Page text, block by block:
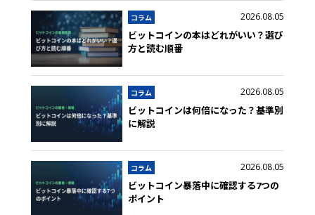
コラム 2026.08.05
ビットコインの本はどれがいい？選び
方と読む順番
コラム 2026.08.05
ビットコインは何倍になった？基準別
に解説
コラム 2026.08.05
ビットコイン暴落中に確認する7つの
ポイント